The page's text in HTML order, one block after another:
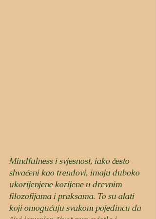
Mindfulness i svjesnost, iako često
shvaćeni kao trendovi, imaju duboko
ukorijenjene korijene u drevnim
filozofijama i praksama. To su alati
koji omogućuju svakom pojedincu da